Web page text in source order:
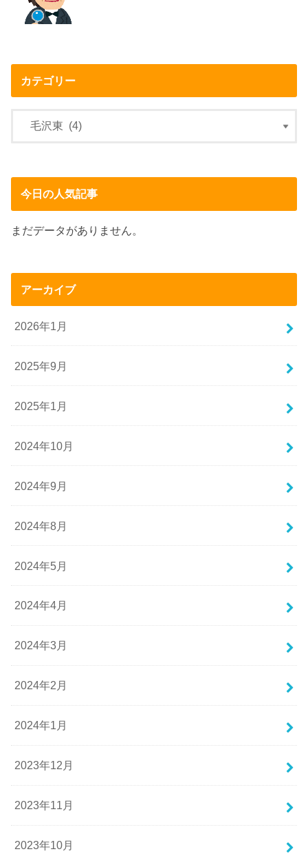
カテゴリー
今日の人気記事
まだデータがありません。
アーカイブ
2026年1月
2025年9月
2025年1月
2024年10月
2024年9月
2024年8月
2024年5月
2024年4月
2024年3月
2024年2月
2024年1月
2023年12月
2023年11月
2023年10月